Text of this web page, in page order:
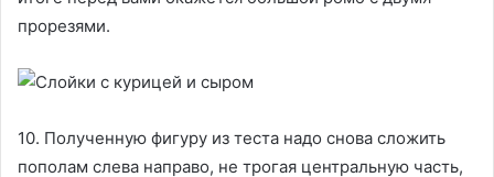
прорезями.
10. Полученную фигуру из теста надо снова сложить
пополам слева направо, не трогая центральную часть,